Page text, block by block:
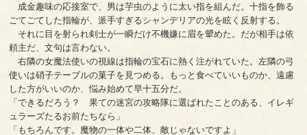
成金趣味の応接室で、男は芋虫のように太い指を組んだ。十指を飾る
ごてごてした指輪が、派手すぎるシャンデリアの光を眩く反射する。
それに目を射られ剣士が一瞬だけ不機嫌に眉を顰めた。だが相手は依
頼主だ、文句は言わない。
右隣の女魔法使いの視線は指輪の宝石に熱く注がれていた。左隣の弓
使いは硝子テーブルの菓子を見つめる。もっと食べていいものか、遠慮
した方がいいのか、悩み始めて早十五分だ。
「できるだろう？ 果ての迷宮の攻略隊に選ばれたことのある、イレギ
ュラーズたるお前たちなら」
「もちろんです。魔物の一体や二体、敵じゃないですよ」